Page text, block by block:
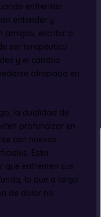
enfrentan
entender y
amigos, escribir o
ser terapéutico
y el cambio
atrapado en
la dualidad de
profundizar en
con nuevas
Esta
que enfrenten sus
lo que a largo
de dolor no